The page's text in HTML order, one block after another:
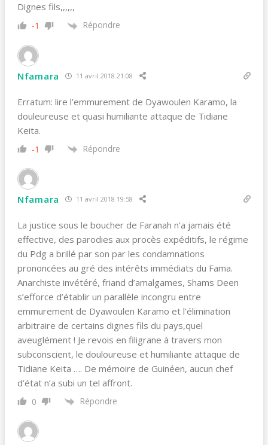
Dignes fils,,,,,,
-1 Répondre
Nfamara 11 avril 2018 21:08
Erratum: lire l’emmurement de Dyawoulen Karamo, la
douleureuse et quasi humiliante attaque de Tidiane
Keita.
-1 Répondre
Nfamara 11 avril 2018 19:58
La justice sous le boucher de Faranah n’a jamais été
effective, des parodies aux procès expéditifs, le régime
du Pdg a brillé par son par les condamnations
prononcées au gré des intérêts immédiats du Fama.
Anarchiste invétéré, friand d’amalgames, Shams Deen
s’efforce d’établir un parallèle incongru entre
emmurement de Dyawoulen Karamo et l’élimination
arbitraire de certains dignes fils du pays,quel
aveuglément ! Je revois en filigrane à travers mon
subconscient, le douloureuse et humiliante attaque de
Tidiane Keita …. De mémoire de Guinéen, aucun chef
d’état n’a subi un tel affront.
0 Répondre